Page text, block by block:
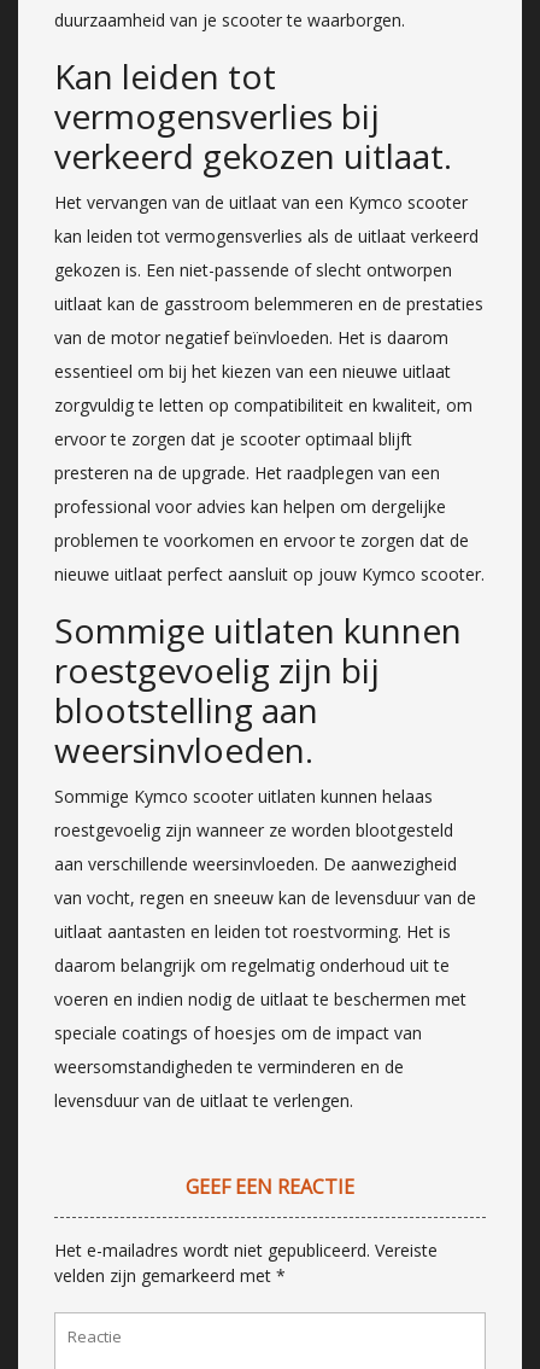
duurzaamheid van je scooter te waarborgen.
Kan leiden tot
vermogensverlies bij
verkeerd gekozen uitlaat.
Het vervangen van de uitlaat van een Kymco scooter
kan leiden tot vermogensverlies als de uitlaat verkeerd
gekozen is. Een niet-passende of slecht ontworpen
uitlaat kan de gasstroom belemmeren en de prestaties
van de motor negatief beïnvloeden. Het is daarom
essentieel om bij het kiezen van een nieuwe uitlaat
zorgvuldig te letten op compatibiliteit en kwaliteit, om
ervoor te zorgen dat je scooter optimaal blijft
presteren na de upgrade. Het raadplegen van een
professional voor advies kan helpen om dergelijke
problemen te voorkomen en ervoor te zorgen dat de
nieuwe uitlaat perfect aansluit op jouw Kymco scooter.
Sommige uitlaten kunnen
roestgevoelig zijn bij
blootstelling aan
weersinvloeden.
Sommige Kymco scooter uitlaten kunnen helaas
roestgevoelig zijn wanneer ze worden blootgesteld
aan verschillende weersinvloeden. De aanwezigheid
van vocht, regen en sneeuw kan de levensduur van de
uitlaat aantasten en leiden tot roestvorming. Het is
daarom belangrijk om regelmatig onderhoud uit te
voeren en indien nodig de uitlaat te beschermen met
speciale coatings of hoesjes om de impact van
weersomstandigheden te verminderen en de
levensduur van de uitlaat te verlengen.
GEEF EEN REACTIE
Het e-mailadres wordt niet gepubliceerd. Vereiste
velden zijn gemarkeerd met *